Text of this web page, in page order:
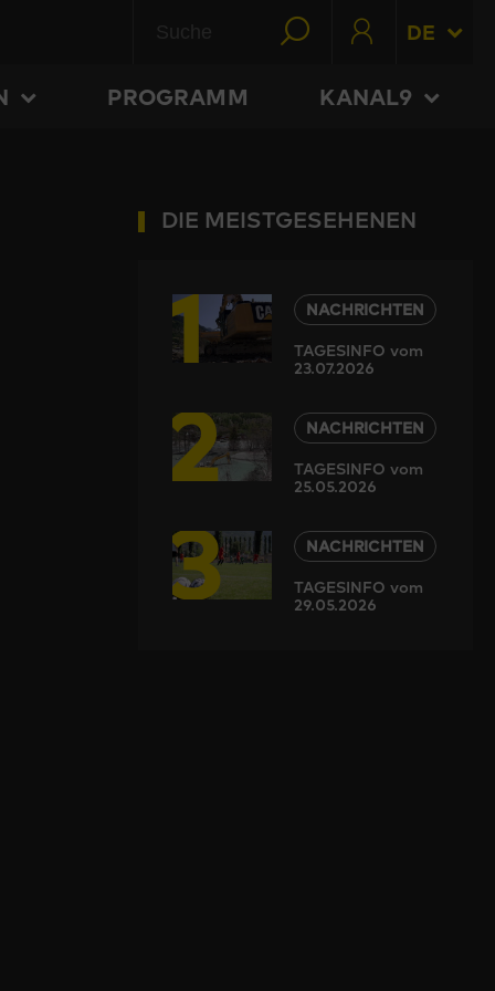
DE
PROGRAMM KANAL9
DIE MEISTGESEHENEN
1
NACHRICHTEN
TAGESINFO vom
23.07.2026
2
NACHRICHTEN
TAGESINFO vom
25.05.2026
3
NACHRICHTEN
TAGESINFO vom
29.05.2026